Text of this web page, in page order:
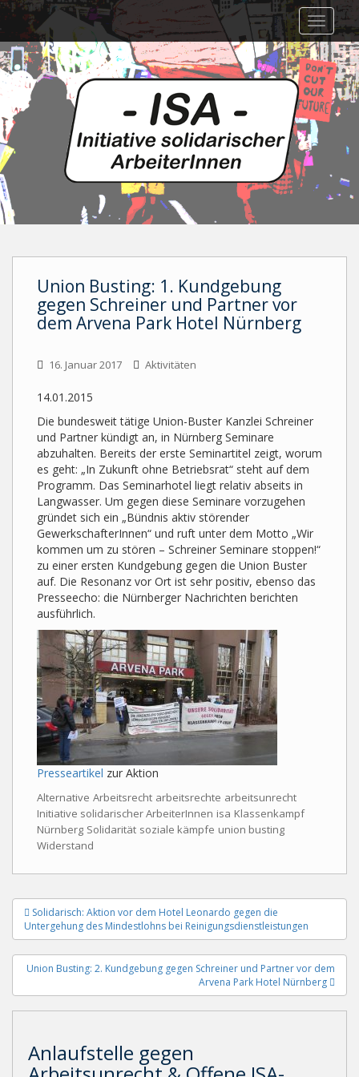
main
content
Union Busting: 1. Kundgebung
gegen Schreiner und Partner vor
dem Arvena Park Hotel Nürnberg
16. Januar 2017 Aktivitäten
14.01.2015
Die bundesweit tätige Union-Buster Kanzlei Schreiner
und Partner kündigt an, in Nürnberg Seminare
abzuhalten. Bereits der erste Seminartitel zeigt, worum
es geht: „In Zukunft ohne Betriebsrat“ steht auf dem
Programm. Das Seminarhotel liegt relativ abseits in
Langwasser. Um gegen diese Seminare vorzugehen
gründet sich ein „Bündnis aktiv störender
GewerkschafterInnen“ und ruft unter dem Motto „Wir
kommen um zu stören – Schreiner Seminare stoppen!“
zu einer ersten Kundgebung gegen die Union Buster
auf. Die Resonanz vor Ort ist sehr positiv, ebenso das
Presseecho: die Nürnberger Nachrichten berichten
ausführlich.
Presseartikel zur Aktion
Alternative Arbeitsrecht arbeitsrechte arbeitsunrecht
Initiative solidarischer ArbeiterInnen isa Klassenkampf
Nürnberg Solidarität soziale kämpfe union busting
Widerstand
Beitragsnavigation
Solidarisch: Aktion vor dem Hotel Leonardo gegen die
Untergehung des Mindestlohns bei Reinigungsdienstleistungen
Union Busting: 2. Kundgebung gegen Schreiner und Partner vor dem
Arvena Park Hotel Nürnberg
Anlaufstelle gegen